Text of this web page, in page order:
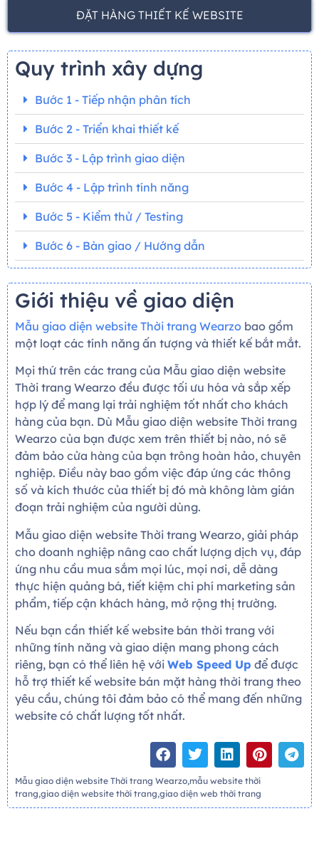
ĐẶT HÀNG THIẾT KẾ WEBSITE
Quy trình xây dựng
Bước 1 - Tiếp nhận phân tích
Bước 2 - Triển khai thiết kế
Bước 3 - Lập trình giao diện
Bước 4 - Lập trình tính năng
Bước 5 - Kiểm thử / Testing
Bước 6 - Bàn giao / Hướng dẫn
Giới thiệu về giao diện
Mẫu giao diện website Thời trang Wearzo bao gồm
một loạt các tính năng ấn tượng và thiết kế bắt mắt.
Mọi thứ trên các trang của Mẫu giao diện website
Thời trang Wearzo đều được tối ưu hóa và sắp xếp
hợp lý để mang lại trải nghiệm tốt nhất cho khách
hàng của bạn. Dù Mẫu giao diện website Thời trang
Wearzo của bạn được xem trên thiết bị nào, nó sẽ
đảm bảo cửa hàng của bạn trông hoàn hảo, chuyên
nghiệp. Điều này bao gồm việc đáp ứng các thông
số và kích thước của thiết bị đó mà không làm gián
đoạn trải nghiệm của người dùng.
Mẫu giao diện website Thời trang Wearzo, giải pháp
cho doanh nghiệp nâng cao chất lượng dịch vụ, đáp
ứng nhu cầu mua sắm mọi lúc, mọi nơi, dễ dàng
thực hiện quảng bá, tiết kiệm chi phí marketing sản
phẩm, tiếp cận khách hàng, mở rộng thị trường.
Nếu bạn cần thiết kế website bán thời trang với
những tính năng và giao diện mang phong cách
riêng, bạn có thể liên hệ với Web Speed Up để được
hỗ trợ thiết kế website bán mặt hàng thời trang theo
yêu cầu, chúng tôi đảm bảo có thể mang đến những
website có chất lượng tốt nhất.
Mẫu giao diện website Thời trang Wearzo,mẫu website thời
trang,giao diện website thời trang,giao diện web thời trang